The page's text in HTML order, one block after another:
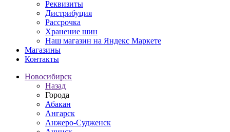
Реквизиты
Дистрибуция
Рассрочка
Хранение шин
Наш магазин на Яндекс Маркете
Магазины
Контакты
Новосибирск
Назад
Города
Абакан
Ангарск
Анжеро-Судженск